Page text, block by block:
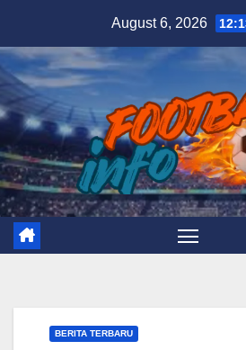
content
August 6, 2026
BERITA TERBARU